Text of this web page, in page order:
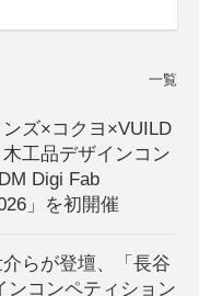
一覧
ンズ×コクヨ×VUILD
工品デザインコン
Digi Fab
」を初開催
らが登壇、「長谷
ンコンペティション